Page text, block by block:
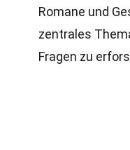
Romane und
zentrales
Fragen zu